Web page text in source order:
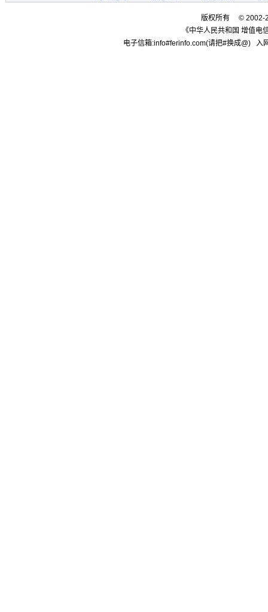
版权所有 © 2002-
《中华人民共和国 增值电
电子信箱:info#ferinfo.com(请把#换成@)